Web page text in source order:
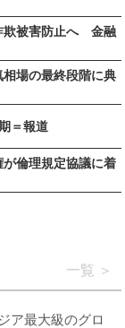
欺被害防止へ 金融
場の最終段階に典
＝報道
倫理規定協議に着
一覧
ア最大級のグロ